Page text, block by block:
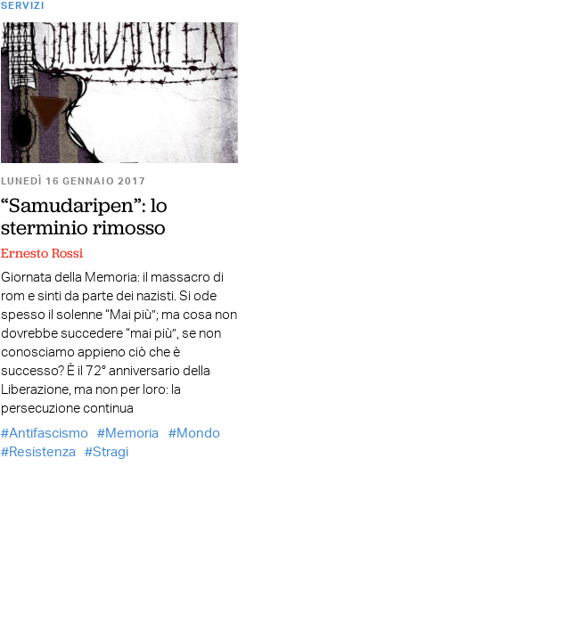
SERVIZI
LUNEDÌ 16 GENNAIO 2017
“Samudaripen”: lo
sterminio rimosso
Ernesto Rossi
Giornata della Memoria: il massacro di
rom e sinti da parte dei nazisti. Si ode
spesso il solenne “Mai più”; ma cosa non
dovrebbe succedere “mai più”, se non
conosciamo appieno ciò che è
successo? È il 72° anniversario della
Liberazione, ma non per loro: la
persecuzione continua
Antifascismo
Memoria
Mondo
Resistenza
Stragi